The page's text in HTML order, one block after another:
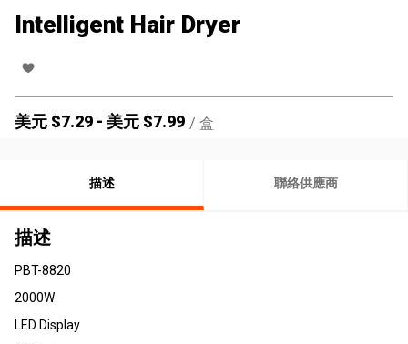
Intelligent Hair Dryer
美元 $7.29 - 美元 $7.99 / 盒
描述 聯絡供應商
描述
PBT-8820
2000W
LED Display